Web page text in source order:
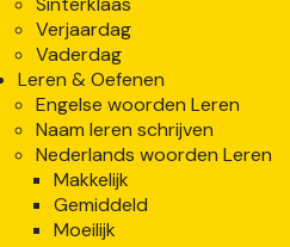
Verjaardag
Vaderdag
Leren & Oefenen
Engelse woorden Leren
Naam leren schrijven
Nederlands woorden Leren
Makkelijk
Gemiddeld
Moeilijk